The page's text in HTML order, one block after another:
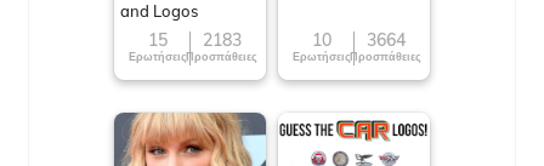
and Logos
15
Ερωτήσεις
2183
Προσπάθειες
10
Ερωτήσεις
3664
Προσπάθειες